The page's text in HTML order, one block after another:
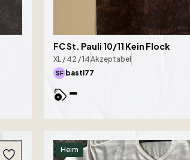
FC St. Pauli 10/11 Kein Flock
XL / 42 / 14Akzeptabel
SF basti77
-
Heim